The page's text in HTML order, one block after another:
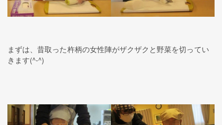
まずは、昔取った杵柄の女性陣がザクザクと野菜を切ってい
きます(^-^)